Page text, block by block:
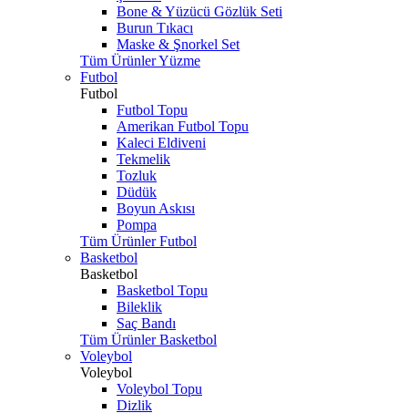
Bone & Yüzücü Gözlük Seti
Burun Tıkacı
Maske & Şnorkel Set
Tüm Ürünler Yüzme
Futbol
Futbol
Futbol Topu
Amerikan Futbol Topu
Kaleci Eldiveni
Tekmelik
Tozluk
Düdük
Boyun Askısı
Pompa
Tüm Ürünler Futbol
Basketbol
Basketbol
Basketbol Topu
Bileklik
Saç Bandı
Tüm Ürünler Basketbol
Voleybol
Voleybol
Voleybol Topu
Dizlik